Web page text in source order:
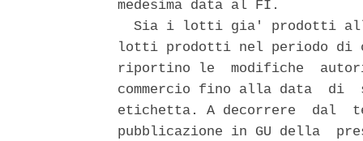
medesima data al FI.
Sia i lotti gia' prodotti
lotti prodotti nel periodo di
riportino le  modifiche
commercio fino alla data  di
etichetta. A decorrere  dal
pubblicazione in GU della